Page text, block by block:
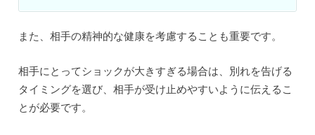
また、相手の精神的な健康を考慮することも重要です。
相手にとってショックが大きすぎる場合は、別れを告げる
タイミングを選び、相手が受け止めやすいように伝えるこ
とが必要です。